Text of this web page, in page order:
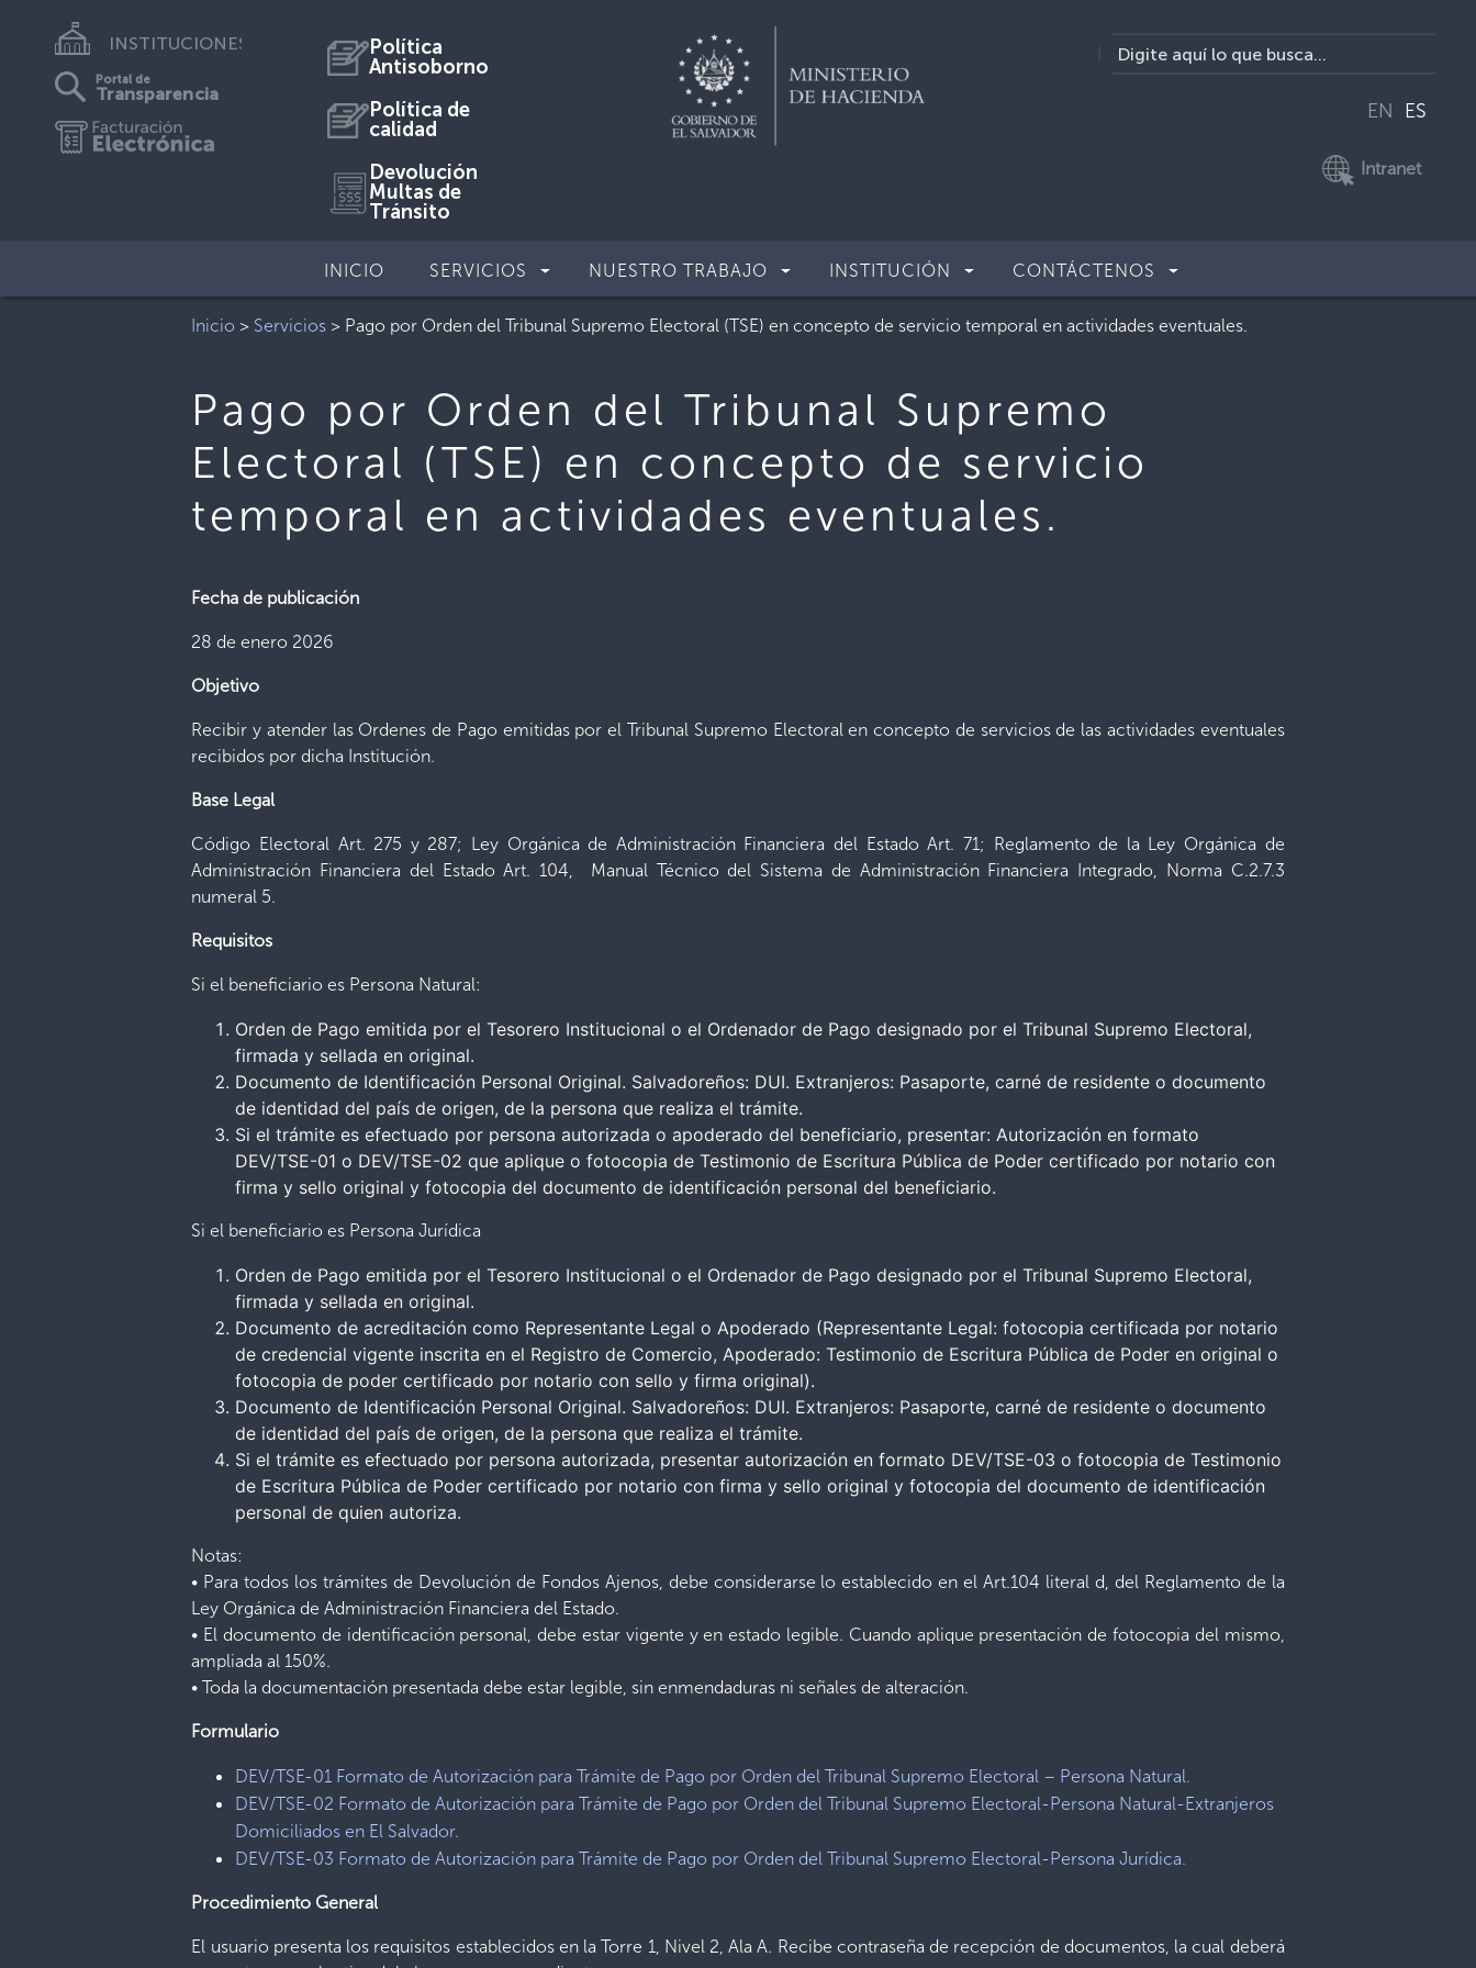
INSTITUCIONES
Portal de
Transparencia
Política
Antisoborno
Política de
calidad
Devolución
Multas de
Tránsito
EN ES
Intranet
INICIO SERVICIOS NUESTRO TRABAJO INSTITUCIÓN CONTÁCTENOS
Inicio > Servicios > Pago por Orden del Tribunal Supremo Electoral (TSE) en concepto de servicio temporal en actividades eventuales.
Pago por Orden del Tribunal Supremo
Electoral (TSE) en concepto de servicio
temporal en actividades eventuales.
Fecha de publicación
28 de enero 2026
Objetivo
Recibir y atender las Ordenes de Pago emitidas por el Tribunal Supremo Electoral en concepto de servicios de las actividades eventuales
recibidos por dicha Institución.
Base Legal
Código Electoral Art. 275 y 287; Ley Orgánica de Administración Financiera del Estado Art. 71; Reglamento de la Ley Orgánica de
Administración Financiera del Estado Art. 104, Manual Técnico del Sistema de Administración Financiera Integrado, Norma C.2.7.3
numeral 5.
Requisitos
Si el beneficiario es Persona Natural:
Orden de Pago emitida por el Tesorero Institucional o el Ordenador de Pago designado por el Tribunal Supremo Electoral,
firmada y sellada en original.
Documento de Identificación Personal Original. Salvadoreños: DUI. Extranjeros: Pasaporte, carné de residente o documento
de identidad del país de origen, de la persona que realiza el trámite.
Si el trámite es efectuado por persona autorizada o apoderado del beneficiario, presentar: Autorización en formato
DEV/TSE-01 o DEV/TSE-02 que aplique o fotocopia de Testimonio de Escritura Pública de Poder certificado por notario con
firma y sello original y fotocopia del documento de identificación personal del beneficiario.
Si el beneficiario es Persona Jurídica
Orden de Pago emitida por el Tesorero Institucional o el Ordenador de Pago designado por el Tribunal Supremo Electoral,
firmada y sellada en original.
Documento de acreditación como Representante Legal o Apoderado (Representante Legal: fotocopia certificada por notario
de credencial vigente inscrita en el Registro de Comercio, Apoderado: Testimonio de Escritura Pública de Poder en original o
fotocopia de poder certificado por notario con sello y firma original).
Documento de Identificación Personal Original. Salvadoreños: DUI. Extranjeros: Pasaporte, carné de residente o documento
de identidad del país de origen, de la persona que realiza el trámite.
Si el trámite es efectuado por persona autorizada, presentar autorización en formato DEV/TSE-03 o fotocopia de Testimonio
de Escritura Pública de Poder certificado por notario con firma y sello original y fotocopia del documento de identificación
personal de quien autoriza.
Notas:
• Para todos los trámites de Devolución de Fondos Ajenos, debe considerarse lo establecido en el Art.104 literal d, del Reglamento de la
Ley Orgánica de Administración Financiera del Estado.
• El documento de identificación personal, debe estar vigente y en estado legible. Cuando aplique presentación de fotocopia del mismo,
ampliada al 150%.
• Toda la documentación presentada debe estar legible, sin enmendaduras ni señales de alteración.
Formulario
DEV/TSE-01 Formato de Autorización para Trámite de Pago por Orden del Tribunal Supremo Electoral – Persona Natural.
DEV/TSE-02 Formato de Autorización para Trámite de Pago por Orden del Tribunal Supremo Electoral-Persona Natural-Extranjeros
Domiciliados en El Salvador.
DEV/TSE-03 Formato de Autorización para Trámite de Pago por Orden del Tribunal Supremo Electoral-Persona Jurídica.
Procedimiento General
El usuario presenta los requisitos establecidos en la Torre 1, Nivel 2, Ala A. Recibe contraseña de recepción de documentos, la cual deberá